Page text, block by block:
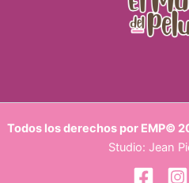
Todos los derechos por EMP©
Studio: Jean